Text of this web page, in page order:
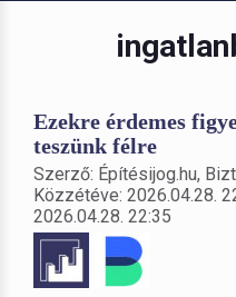
Ezekre érdemes
teszünk félre
Szerző: Építésijog.hu,
Közzétéve: 2026.04.28.
2026.04.28. 22:35